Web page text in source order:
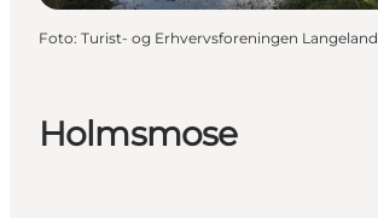
Holmsmose
Foto: Turist- og Erhvervsforeningen Langeland